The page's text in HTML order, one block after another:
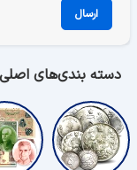
ارسال
دسته بندی‌های اصلی